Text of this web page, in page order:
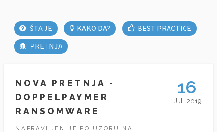
ŠTA JE KAKO DA?
BEST PRACTICE
PRETNJA
NOVA PRETNJA -
DOPPELPAYMER
RANSOMWARE
NAPRAVLJEN JE PO UZORU NA
16
JUL 2019